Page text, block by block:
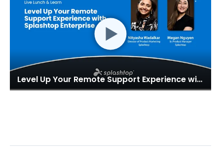
Level Up Your Remote Support Experience with Splashtop Enterprise (Apr 21, 2022)